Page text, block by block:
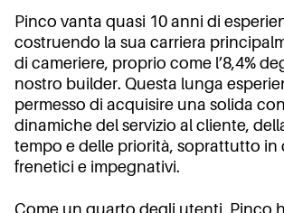
Pinco vanta quasi 10 anni di
costruendo la sua carriera
di cameriere, proprio come l’8,4%
nostro builder. Questa lunga
permesso di acquisire una solida
dinamiche del servizio al cliente,
tempo e delle priorità, soprattutto in
frenetici e impegnativi.
Come un quarto degli utenti, Pinco